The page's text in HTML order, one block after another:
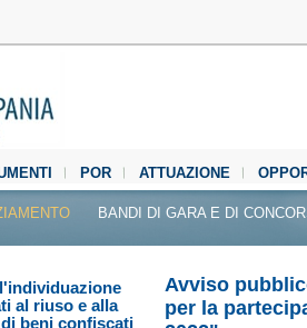
POR ATTUAZIONE
BANDI DI GARA E DI
Avviso
per la
al riuso e alla
beni confiscati